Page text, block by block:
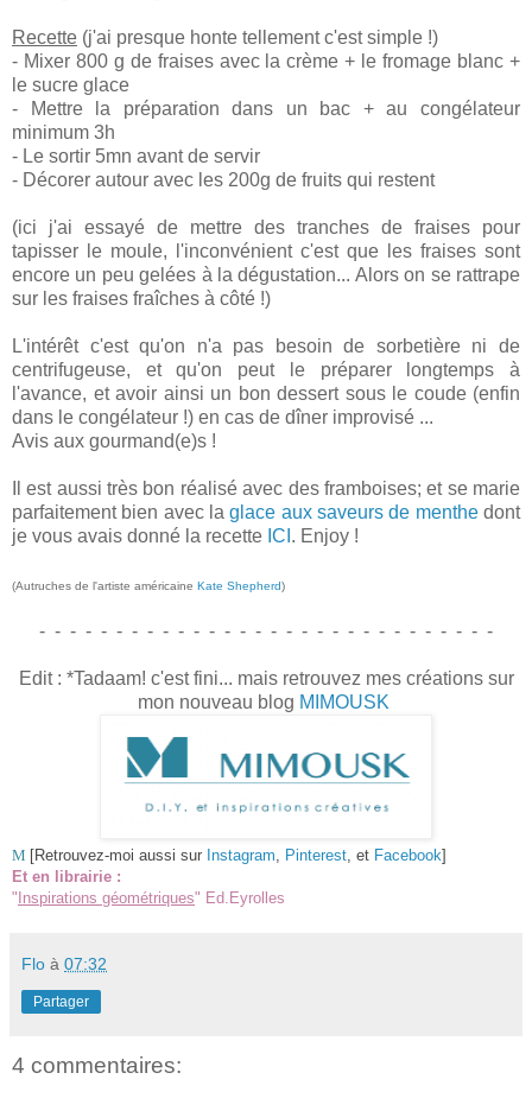
Recette (j'ai presque honte tellement c'est simple !)
- Mixer 800 g de fraises avec la crème + le fromage blanc +
le sucre glace
- Mettre la préparation dans un bac + au congélateur
minimum 3h
- Le sortir 5mn avant de servir
- Décorer autour avec les 200g de fruits qui restent
(ici j'ai essayé de mettre des tranches de fraises pour
tapisser le moule, l'inconvénient c'est que les fraises sont
encore un peu gelées à la dégustation... Alors on se rattrape
sur les fraises fraîches à côté !)
L'intérêt c'est qu'on n'a pas besoin de sorbetière ni de
centrifugeuse, et qu'on peut le préparer longtemps à
l'avance, et avoir ainsi un bon dessert sous le coude (enfin
dans le congélateur !) en cas de dîner improvisé ...
Avis aux gourmand(e)s !
Il est aussi très bon réalisé avec des framboises; et se marie
parfaitement bien avec laglace aux saveurs de menthedont
je vous avais donné la recette ICI . Enjoy !
(Autruches de l'artiste américaine Kate Shepherd)
- - - - - - - - - - - - - - - - - - - - - - - - - - - - - -
Edit : *Tadaam! c'est fini... mais retrouvez mes créations sur
mon nouveau blog MIMOUSK
M [Retrouvez-moi aussi sur Instagram Pinterest , et Facebook]
Et en librairie :
" Inspirations géométriques" Ed.Eyrolles
Flo à 07:32
Partager
4 commentaires: